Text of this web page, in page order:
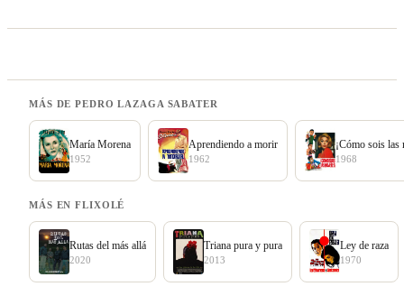
MÁS DE PEDRO LAZAGA SABATER
María Morena
1952
Aprendiendo a morir
1962
¡Cómo sois las
1968
MÁS EN FLIXOLÉ
Rutas del más allá
2020
Triana pura y pura
2013
Ley de raza
1970